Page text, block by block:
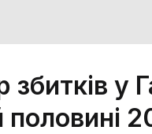
у
половині